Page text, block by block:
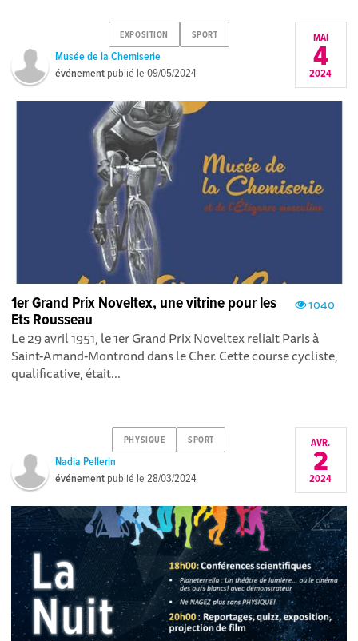
EXPOSITION SPORT
Musée de la Chemiserie
événement publié le09/05/2024
MAI
4
2024
1040
1er Grand Prix Noveltex, une vitrine pour les
Ets Rousseau
Le 29 avril 1951, le 1er Grand Prix Noveltex reliait Paris à
Saint-Amand-Montrond dans le Cher. Cette course cycliste,
qualificative, était...
PHYSIQUE SPORT
Nadia Pellerin
événement publié le28/03/2024
AVR.
2
2024